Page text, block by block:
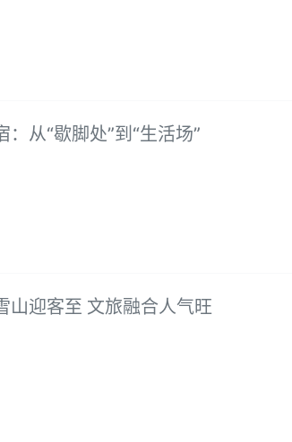
从“歇脚处”到“生活场”
山迎客至 文旅融合人气旺